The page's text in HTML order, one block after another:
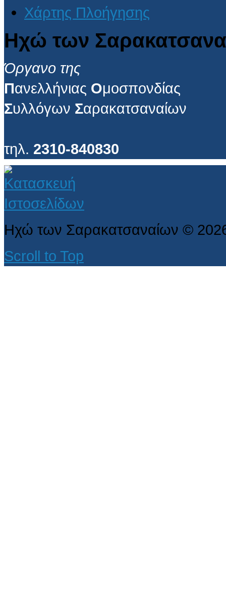
Χάρτης Πλοήγησης
Ηχώ των
Όργανο της
Πανελλήνιας Ομοσπονδίας
Συλλόγων Σαρακατσαναίων
τηλ. 2310-840830
Ηχώ των Σαρακατσαναίων ©
Scroll to Top